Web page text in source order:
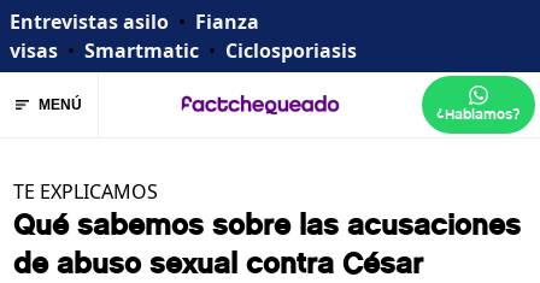
Entrevistas asilo • Fianza
visas • Smartmatic • Ciclosporiasis
MENÚ ¿Hablamos?
TE EXPLICAMOS
Qué sabemos sobre las acusaciones
de abuso sexual contra César